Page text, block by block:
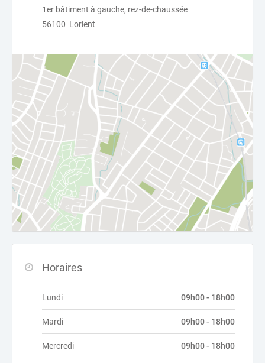
1er bâtiment à gauche, rez-de-chaussée
56100 Lorient
Horaires
Lundi 09h00 - 18h00
Mardi 09h00 - 18h00
Mercredi 09h00 - 18h00